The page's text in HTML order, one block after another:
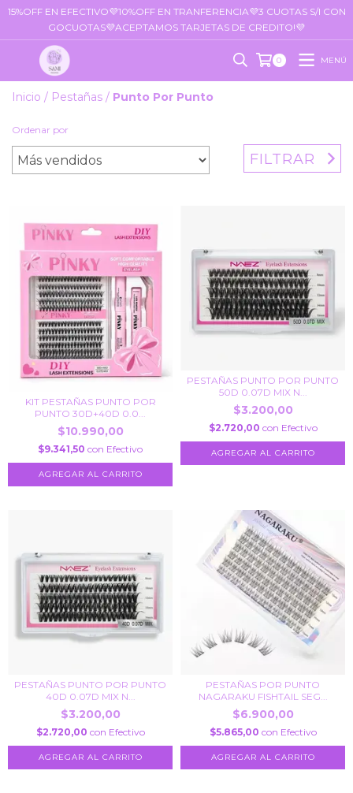
15%OFF EN EFECTIVO💜10%OFF EN TRANFERENCIA💜3 CUOTAS S/I CON
GOCUOTAS💜ACEPTAMOS TARJETAS DE CREDITO!💜
0 MENÚ
Inicio / Pestañas / Punto Por Punto
Ordenar por
FILTRAR
KIT PESTAÑAS PUNTO POR
PUNTO 30D+40D 0.0...
$10.990,00
$9.341,50 con Efectivo
PESTAÑAS PUNTO POR PUNTO
50D 0.07D MIX N...
$3.200,00
$2.720,00 con Efectivo
PESTAÑAS PUNTO POR PUNTO
40D 0.07D MIX N...
$3.200,00
$2.720,00 con Efectivo
PESTAÑAS POR PUNTO
NAGARAKU FISHTAIL SEG...
$6.900,00
$5.865,00 con Efectivo